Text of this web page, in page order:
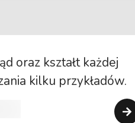
oraz kształt każdej
kilku przykładów.